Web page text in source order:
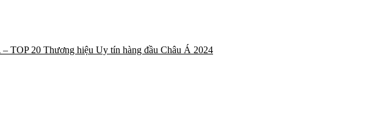
TOP 20 Thương hiệu Uy tín hàng đầu Châu Á 2024